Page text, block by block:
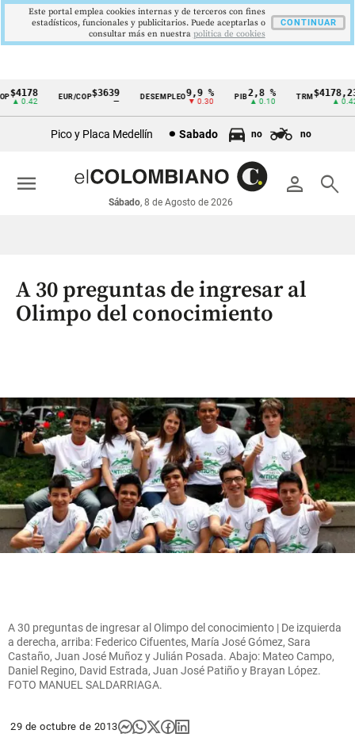
Cintillo
económicos
Colombia
▲ 0.42
EUR/COP$3639 DESEMPLEO 9,9 %
▼ 0.30
PIB2,8 %
▲ 0.10
TRM$4178,23
▲ 0.42
Pico y Placa Medellín Sabado no no
person search
Sábado, 8 de Agosto de 2026
menu
A 30 preguntas de ingresar al
Olimpo del conocimiento
A 30 preguntas de ingresar al Olimpo del conocimiento | De izquierda
a derecha, arriba: Federico Cifuentes, María José Gómez, Sara
Castaño, Juan José Muñoz y Julián Posada. Abajo: Mateo Campo,
Daniel Regino, David Estrada, Juan José Patiño y Brayan López.
FOTO MANUEL SALDARRIAGA.
29 de octubre de 2013
Este portal emplea cookies internas y de terceros con fines
estadísticos, funcionales y publicitarios. Puede aceptarlas o
consultar más en nuestra politica de cookies
CONTINUAR